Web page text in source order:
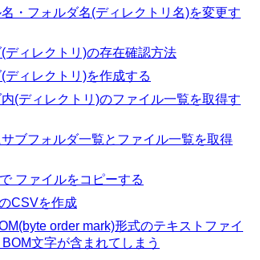
・フォルダ名(ディレクトリ名)を変更す
ディレクトリ)の存在確認方法
ディレクトリ)を作成する
(ディレクトリ)のファイル一覧を取得す
ブフォルダ一覧とファイル一覧を取得
ファイルをコピーする
CSVを作成
order mark)形式のテキストファイ
文字が含まれてしまう